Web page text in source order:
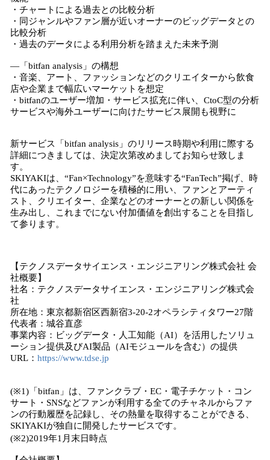
・チャートによる過去との比較分析
・同ジャンルやファン層が近いオーナーのビッグデータとの
比較分析
・過去のデータによる利用分析を踏まえた未来予測
―「bitfan analysis」の構想
・音楽、アート、ファッションなどのクリエイターから飲食
店や企業まで幅広いマーケットを想定
・bitfanのユーザー増加・サービス拡充に伴い、CtoC型の分析
サービスや海外ユーザーに向けたサービス展開も視野に
新サービス「bitfan analysis」のリリース時期や利用に際する
詳細につきましては、決定次第改めましてお知らせ致しま
す。
SKIYAKIは、“Fan×Technology”を意味する“FanTech”掲げ、時
代にあったテクノロジーを積極的に用い、ファンとアーティ
スト、クリエイター、企業などのオーナーとの新しい関係を
生み出し、これまでにない付加価値を創出することを目指し
て参ります。
【テクノスデータサイエンス・エンジニアリング株式会社 会
社概要】
社名：テクノスデータサイエンス・エンジニアリング株式会
社
所在地：東京都新宿区西新宿3-20-2オペラシティタワー27階
代表者：城谷直彦
事業内容：ビッグデータ・人工知能（AI）を活用したソリュ
ーション提供及びAI製品（AIモジュールを含む）の提供
URL： https://www.tdse.jp
(※1)「bitfan」は、ファンクラブ・EC・電子チケット・コン
サート・SNSなどファンが利用する全てのチャネルからファ
ンの行動履歴を記録し、その熱量を取得することができる、
SKIYAKIが独自に開発したサービスです。
(※2)2019年1月末日時点